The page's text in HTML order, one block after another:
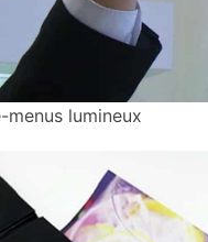
menus lumineux